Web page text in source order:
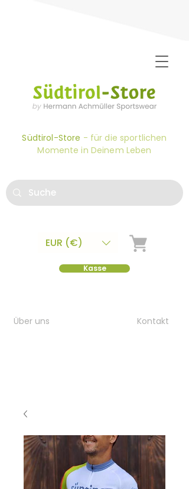
EUR (€)
Kasse
Über uns Kontakt
Südtirol-Store - für die sportlichen
Momente in Deinem Leben